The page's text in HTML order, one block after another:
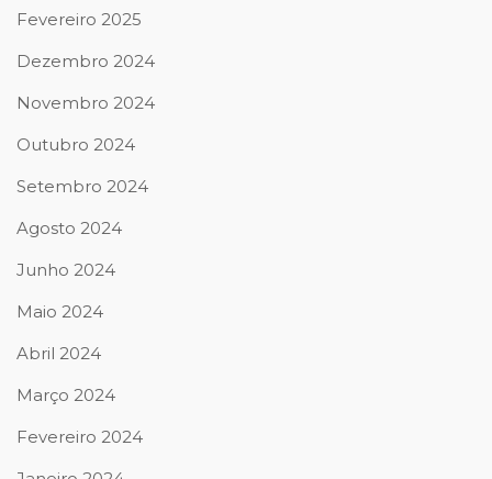
Fevereiro 2025
Dezembro 2024
Novembro 2024
Outubro 2024
Setembro 2024
Agosto 2024
Junho 2024
Maio 2024
Abril 2024
Março 2024
Fevereiro 2024